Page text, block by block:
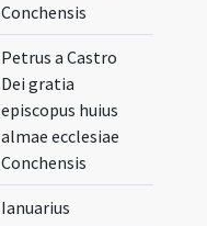
Conchensis
Petrus a Castro
Dei gratia
episcopus huius
almae ecclesiae
Conchensis
Ianuarius